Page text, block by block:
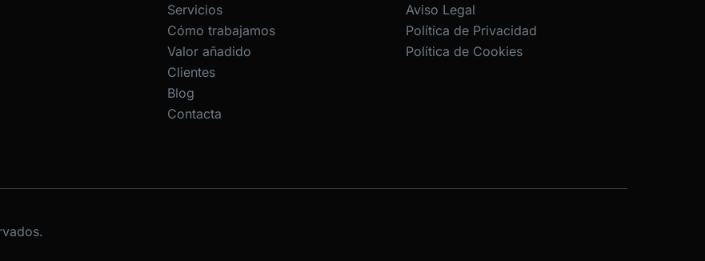
Servicios
Cómo trabajamos
Valor añadido
Clientes
Blog
Contacta
Aviso Legal
Política de Privacidad
Política de Cookies